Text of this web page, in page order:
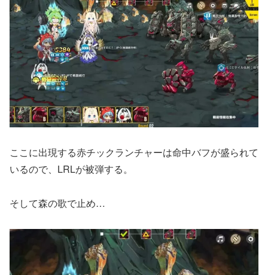
ここに出現する赤チックランチャーは命中バフが盛られて
いるので、LRLが被弾する。
そして森の歌で止め…